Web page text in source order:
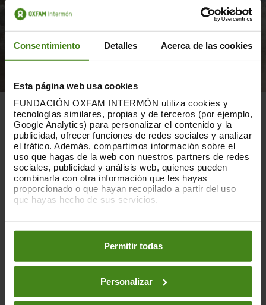
Consentimiento Detalles Acerca de las cookies
Esta página web usa cookies
FUNDACIÓN OXFAM INTERMÓN utiliza cookies y
tecnologías similares, propias y de terceros (por ejemplo,
Google Analytics) para personalizar el contenido y la
publicidad, ofrecer funciones de redes sociales y analizar
el tráfico. Además, compartimos información sobre el
uso que hagas de la web con nuestros partners de redes
sociales, publicidad y análisis web, quienes pueden
combinarla con otra información que les hayas
proporcionado o que hayan recopilado a partir del uso
que hayas hecho de sus servicios.
preferencias accediendo a nuestraPolítica de Cookieso
en los botones facilitados a continuación:
Permitir todas
Personalizar
La desigualdad en España
En España,la crisis ha destapado la incapacidad de
nuestro sistema de protección social contra la
pobreza. La inmovilidad social hace que los ricos y
los pobres se perpetúen en el tiempo y en las
difícil para cambiar su situación a lo largo de su
vida: somos el cuarto país de la OCDE donde es más
cuatro años y las posibilidades de seguir
empobrecido superan en 10 puntos la media.